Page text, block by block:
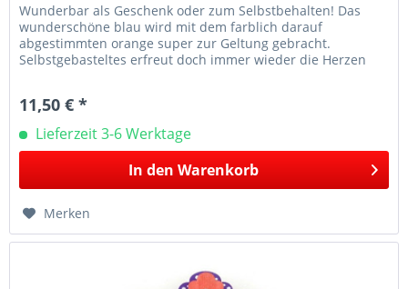
Wunderbar als Geschenk oder zum Selbstbehalten! Das
wunderschöne blau wird mit dem farblich darauf
abgestimmten orange super zur Geltung gebracht.
Selbstgebasteltes erfreut doch immer wieder die Herzen
11,50 € *
Lieferzeit 3-6 Werktage
In den Warenkorb
Merken